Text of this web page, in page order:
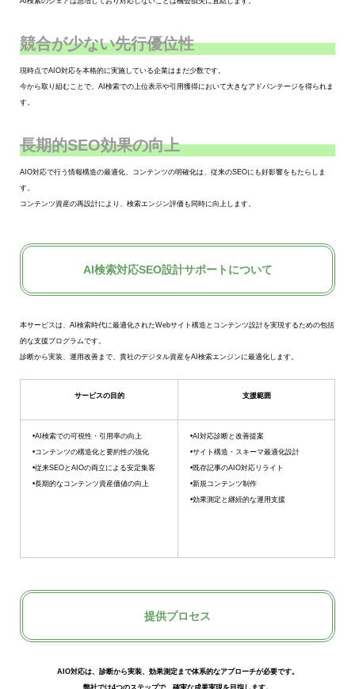
競合が少ない先行優位性
現時点でAIO対応を本格的に実施している企業はまだ少数です。
今から取り組むことで、AI検索での上位表示や引用獲得において大きなアドバンテージを得られま
す。
長期的SEO効果の向上
AIO対応で行う情報構造の最適化、コンテンツの明確化は、従来のSEOにも好影響をもたらしま
す。
コンテンツ資産の再設計により、検索エンジン評価も同時に向上します。
AI検索対応SEO設計サポートについて
本サービスは、AI検索時代に最適化されたWebサイト構造とコンテンツ設計を実現するための包括
的な支援プログラムです。
診断から実装、運用改善まで、貴社のデジタル資産をAI検索エンジンに最適化します。
サービスの目的 支援範囲
•AI検索での可視性・引用率の向上
•コンテンツの構造化と要約性の強化
•従来SEOとAIOの両立による安定集客
•長期的なコンテンツ資産価値の向上
•AI対応診断と改善提案
•サイト構造・スキーマ最適化設計
•既存記事のAIO対応リライト
•新規コンテンツ制作
•効果測定と継続的な運用支援
提供プロセス
AIO対応は、診断から実装、効果測定まで体系的なアプローチが必要です。